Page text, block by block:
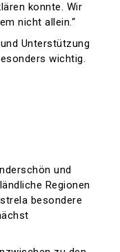
konnte. Wir
nicht allein.“
Unterstützung
wichtig.
und
Regionen
besondere